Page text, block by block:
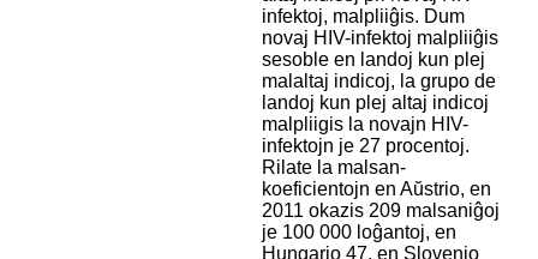
infektoj, malpliiĝis. Dum
novaj HIV-infektoj malpliiĝis
sesoble en landoj kun plej
malaltaj indicoj, la grupo de
landoj kun plej altaj indicoj
malpliigis la novajn HIV-
infektojn je 27 procentoj.
Rilate la malsan-
koeficientojn en Aŭstrio, en
2011 okazis 209 malsaniĝoj
je 100 000 loĝantoj, en
Hungario 47, en Slovenio